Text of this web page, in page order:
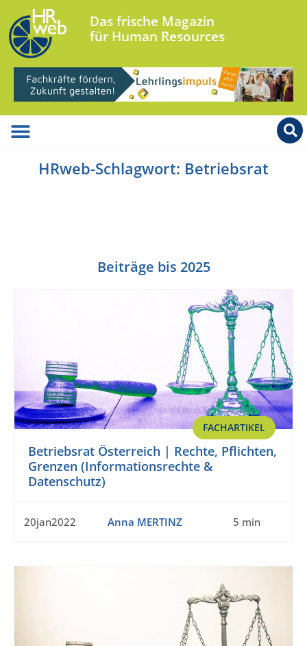
Das frische Magazin
für Human Resources
HRweb-Schlagwort: Betriebsrat
Beiträge bis 2025
FACHARTIKEL
Betriebsrat Österreich | Rechte, Pflichten,
Grenzen (Informationsrechte &
Datenschutz)
20jan2022 Anna MERTINZ 5 min